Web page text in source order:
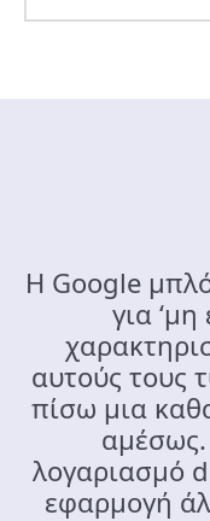
Η Google
για
αυτούς τους
πίσω μια
λογαριασμό
εφαρμογή